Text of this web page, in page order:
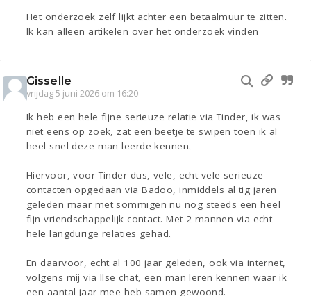
Het onderzoek zelf lijkt achter een betaalmuur te zitten.
Ik kan alleen artikelen over het onderzoek vinden
Gisselle
vrijdag 5 juni 2026 om 16:20
Ik heb een hele fijne serieuze relatie via Tinder, ik was
niet eens op zoek, zat een beetje te swipen toen ik al
heel snel deze man leerde kennen.
Hiervoor, voor Tinder dus, vele, echt vele serieuze
contacten opgedaan via Badoo, inmiddels al tig jaren
geleden maar met sommigen nu nog steeds een heel
fijn vriendschappelijk contact. Met 2 mannen via echt
hele langdurige relaties gehad.
En daarvoor, echt al 100 jaar geleden, ook via internet,
volgens mij via Ilse chat, een man leren kennen waar ik
een aantal jaar mee heb samen gewoond.